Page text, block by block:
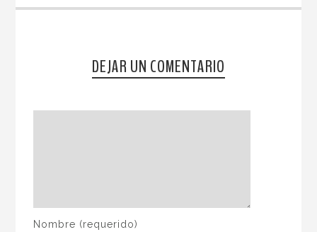
DEJAR UN COMENTARIO
Nombre (requerido)